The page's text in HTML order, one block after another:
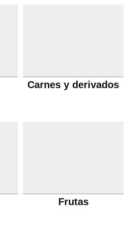
Carnes y derivados
Frutas